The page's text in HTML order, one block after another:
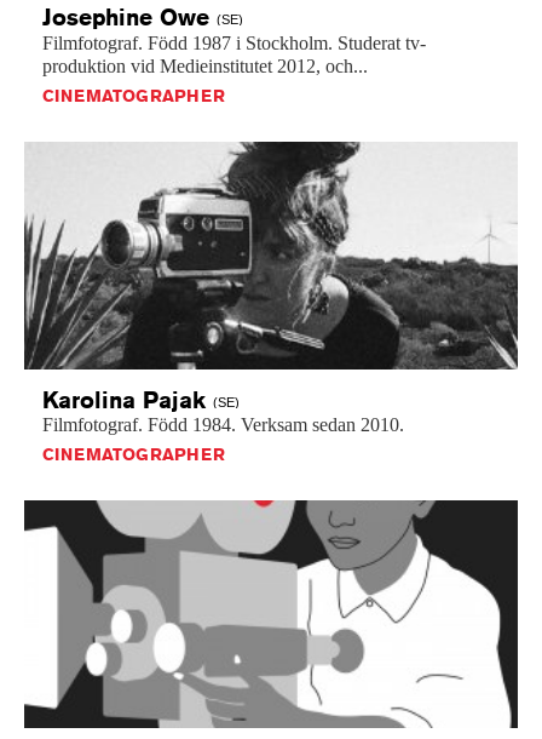
Josephine Owe (SE)
Filmfotograf. Född 1987 i Stockholm. Studerat tv-
produktion vid Medieinstitutet 2012, och...
CINEMATOGRAPHER
Karolina Pajak (SE)
Filmfotograf. Född 1984. Verksam sedan 2010.
CINEMATOGRAPHER